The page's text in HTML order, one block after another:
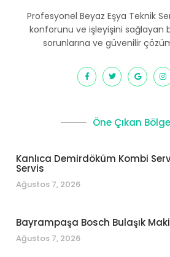
Profesyonel Beyaz Eşya Teknik
konforunu ve işleyişini sağlayan
sorunlarına ve güvenilir
Öne Çıkan
Kanlıca Demirdöküm Kombi
Servis
Ağustos 7, 2026
Bayrampaşa Bosch Bulaşık
Ağustos 7, 2026